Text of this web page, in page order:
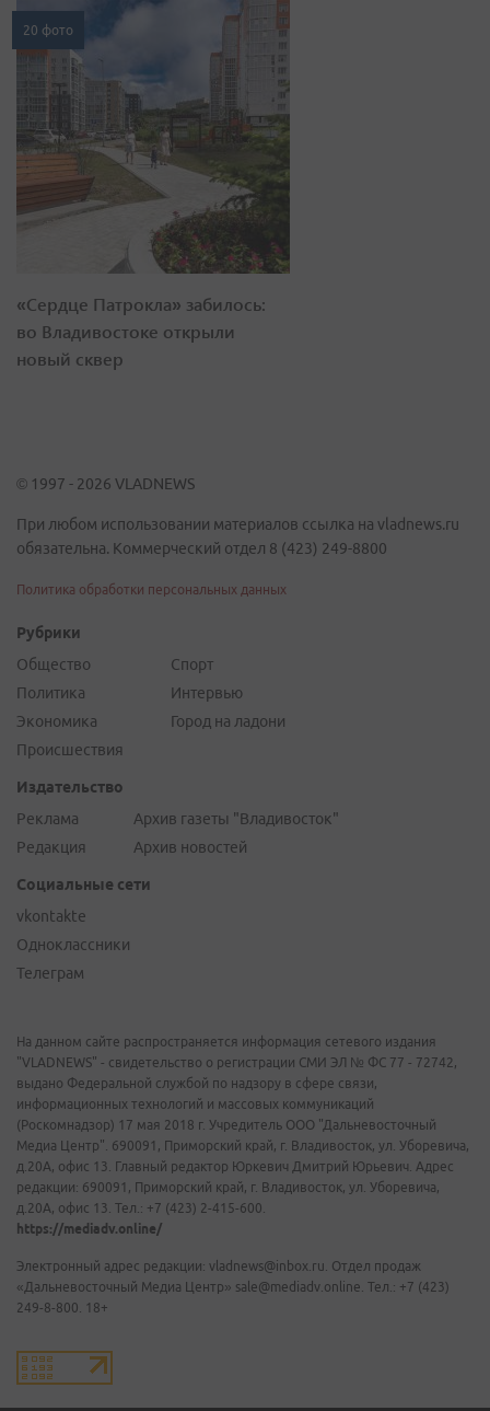
20 фото
«Сердце Патрокла» забилось:
во Владивостоке открыли
новый сквер
© 1997 - 2026 VLADNEWS
При любом использовании материалов ссылка на vladnews.ru
обязательна. Коммерческий отдел 8 (423) 249-8800
Политика обработки персональных данных
Рубрики
Общество
Политика
Экономика
Происшествия
Спорт
Интервью
Город на ладони
Издательство
Реклама
Редакция
Архив газеты "Владивосток"
Архив новостей
Социальные сети
vkontakte
Одноклассники
Телеграм
На данном сайте распространяется информация сетевого издания
"VLADNEWS" - свидетельство о регистрации СМИ ЭЛ № ФС 77 - 72742,
выдано Федеральной службой по надзору в сфере связи,
информационных технологий и массовых коммуникаций
(Роскомнадзор) 17 мая 2018 г. Учредитель ООО "Дальневосточный
Медиа Центр". 690091, Приморский край, г. Владивосток, ул. Уборевича,
д.20А, офис 13. Главный редактор Юркевич Дмитрий Юрьевич. Адрес
редакции: 690091, Приморский край, г. Владивосток, ул. Уборевича,
д.20А, офис 13. Тел.: +7 (423) 2-415-600.
https://mediadv.online/
Электронный адрес редакции: vladnews@inbox.ru. Отдел продаж
«Дальневосточный Медиа Центр» sale@mediadv.online. Тел.: +7 (423)
249-8-800. 18+